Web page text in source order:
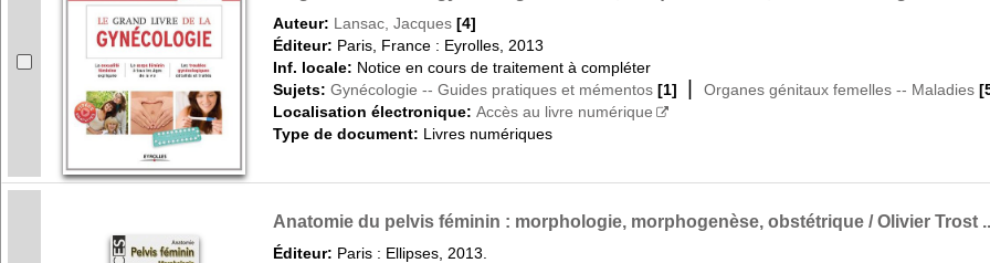
Auteur: Lansac, Jacques [4]
Éditeur: Paris, France : Eyrolles, 2013
Inf. locale: Notice en cours de traitement à compléter
Sujets: Gynécologie -- Guides pratiques et mémentos [1] | Organes génitaux femelles -- Maladies
Localisation électronique: Accès au livre numérique
Type de document: Livres numériques
Anatomie du pelvis féminin : morphologie, morphogenèse, obstétrique / Olivier Trost
Éditeur: Paris : Ellipses, 2013.